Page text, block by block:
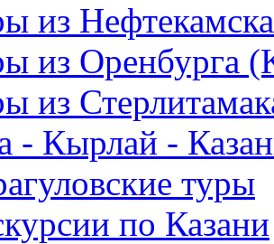
из Нефтекамска
из Оренбурга
из
- Кырлай -
туры
по Казани